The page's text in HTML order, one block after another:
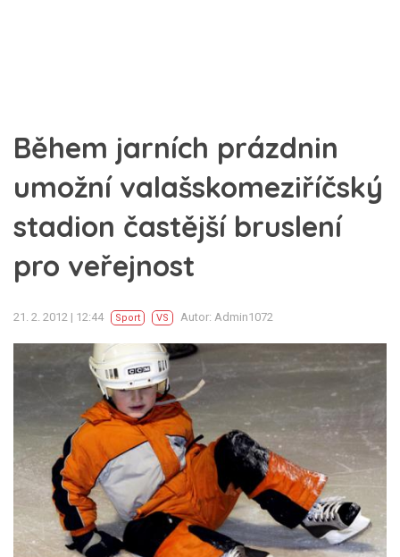
Během jarních prázdnin
umožní valašskomeziříčský
stadion častější bruslení
pro veřejnost
21. 2. 2012 | 12:44 Sport VS Autor: Admin1072